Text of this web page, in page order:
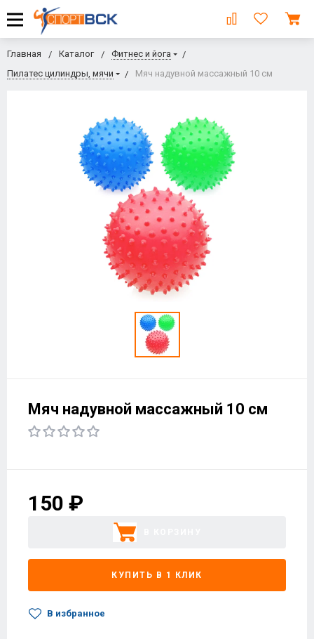
Главная Каталог
Фитнес и йога
Пилатес цилиндры, мячи
Мяч надувной массажный 10 см
Мяч надувной массажный 10 см
150 ₽
КУПИТЬ В 1 КЛИК
В избранное